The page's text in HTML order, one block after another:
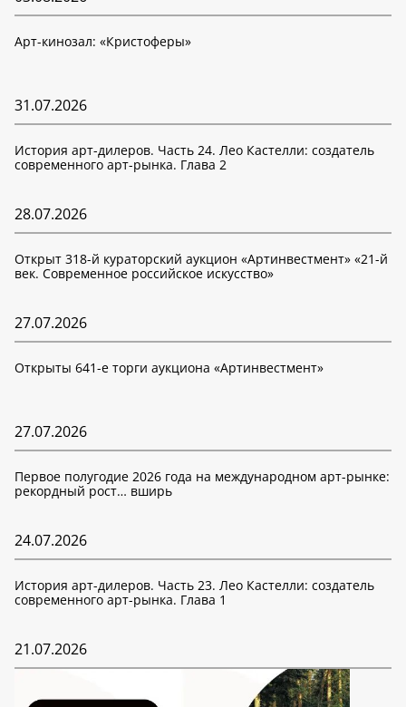
Арт-кинозал: «Кристоферы»
31.07.2026
История арт-дилеров. Часть 24. Лео Кастелли: создатель
современного арт-рынка. Глава 2
28.07.2026
Открыт 318-й кураторский аукцион «Артинвестмент» «21-й
век. Современное российское искусство»
27.07.2026
Открыты 641-е торги аукциона «Артинвестмент»
27.07.2026
Первое полугодие 2026 года на международном арт-рынке:
рекордный рост… вширь
24.07.2026
История арт-дилеров. Часть 23. Лео Кастелли: создатель
современного арт-рынка. Глава 1
21.07.2026